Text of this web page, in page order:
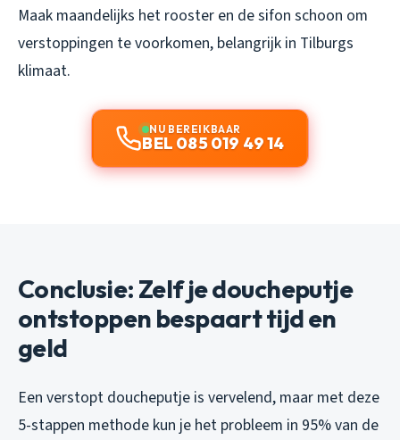
Maak maandelijks het rooster en de sifon schoon om
verstoppingen te voorkomen, belangrijk in Tilburgs
klimaat.
NU BEREIKBAAR
BEL 085 019 49 14
Conclusie: Zelf je doucheputje
ontstoppen bespaart tijd en
geld
Een verstopt doucheputje is vervelend, maar met deze
5-stappen methode kun je het probleem in 95% van de